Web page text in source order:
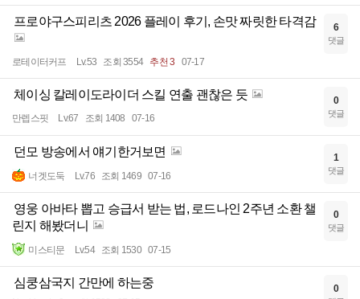
프로야구스피리츠 2026 플레이 후기, 손맛 짜릿한 타격감
로테이터커프 Lv.53 조회 3554 추천 3 07-17
6
댓글
체이싱 칼레이도라이더 스킬 연출 괜찮은 듯
만렙스핏 Lv.67 조회 1408 07-16
0
댓글
던모 방송에서 얘기한거보면
너겟도둑 Lv.76 조회 1469 07-16
1
댓글
영웅 아바타 뽑고 승급서 받는 법, 로드나인 2주년 소환 챌
린지 해봤더니
미스티문 Lv.54 조회 1530 07-15
0
댓글
심쿵삼국지 간만에 하는중 0